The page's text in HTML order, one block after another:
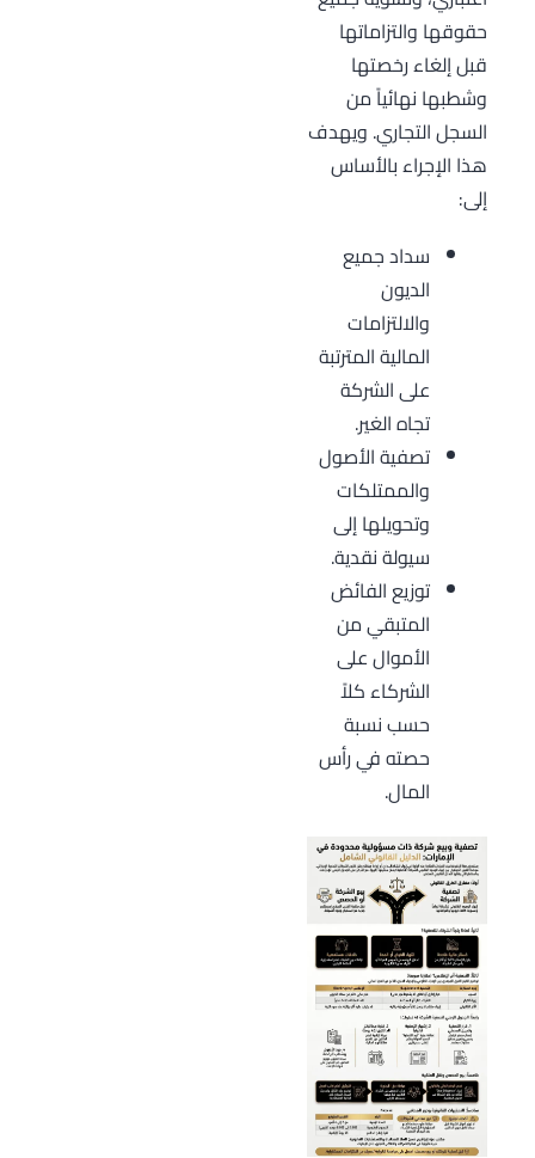
حقوقها والتزاماتها
قبل إلغاء رخصتها
وشطبها نهائياً من
السجل التجاري. ويهدف
هذا الإجراء بالأساس
إلى:
سداد جميع
الديون
والالتزامات
المالية المترتبة
على الشركة
تجاه الغير.
تصفية الأصول
والممتلكات
وتحويلها إلى
سيولة نقدية.
توزيع الفائض
المتبقي من
الأموال على
الشركاء كلاً
حسب نسبة
حصته في رأس
المال.